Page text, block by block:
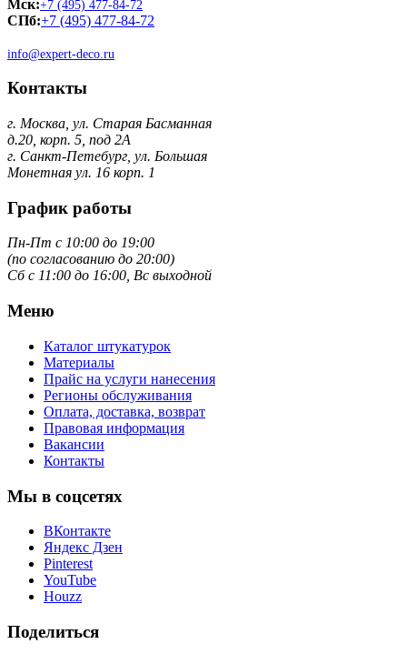
Мск:+7 (495) 477-84-72
СПб:+7 (495) 477-84-72
info@expert-deco.ru
Контакты
г. Москва, ул. Старая Басманная
д.20, корп. 5, под 2А
г. Санкт-Петебург, ул. Большая
Монетная ул. 16 корп. 1
График работы
Пн-Пт с 10:00 до 19:00
(по согласованию до 20:00)
Сб с 11:00 до 16:00, Вс выходной
Меню
Каталог штукатурок
Материалы
Прайс на услуги нанесения
Регионы обслуживания
Оплата, доставка, возврат
Правовая информация
Вакансии
Контакты
Мы в соцсетях
ВКонтакте
Яндекс Дзен
Pinterest
YouTube
Houzz
Поделиться